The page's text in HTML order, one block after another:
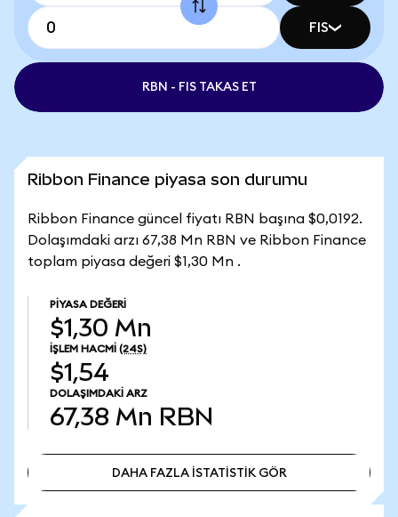
FIS
RBN - FIS TAKAS ET
Ribbon Finance piyasa son durumu
Ribbon Finance güncel fiyatı RBN başına $0,0192.
Dolaşımdaki arzı 67,38 Mn RBN ve Ribbon Finance
toplam piyasa değeri $1,30 Mn .
PIYASA DEĞERI
$1,30 Mn
İŞLEM HACMI (24S)
$1,54
DOLAŞIMDAKI ARZ
67,38 Mn RBN
DAHA FAZLA İSTATİSTİK GÖR